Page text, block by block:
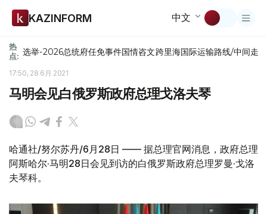
KAZINFORM 中文
热
点: 选举-2026总统府任免事件国情咨文跨里海国际运输路线/中间走廊
17:50, 28 6月 2021
马明会见白俄罗斯政府总理戈洛夫琴
哈通社/努尔苏丹/6月28日 —— 据总理官网消息，政府总理
阿斯哈尔·马明28日会见到访的白俄罗斯政府总理罗曼·戈洛
夫琴科。